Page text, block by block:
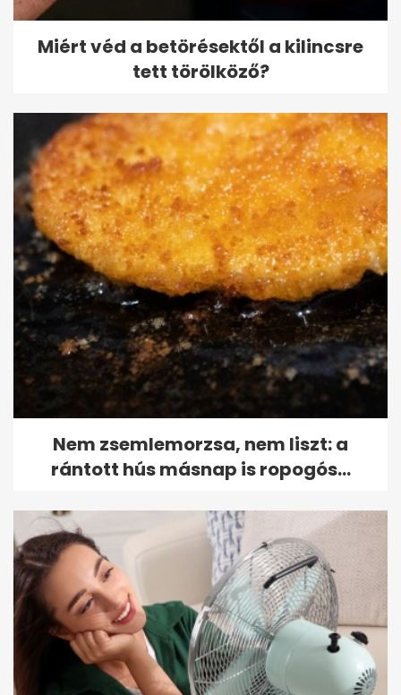
Miért véd a betörésektől a kilincsre
tett törölköző?
Nem zsemlemorzsa, nem liszt: a
rántott hús másnap is ropogós...